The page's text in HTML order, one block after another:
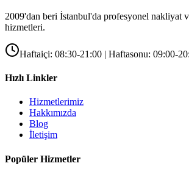
2009'dan beri İstanbul'da profesyonel nakliyat
hizmetleri.
Haftaiçi: 08:30-21:00 | Haftasonu: 09:00-
Hızlı Linkler
Hizmetlerimiz
Hakkımızda
Blog
İletişim
Popüler Hizmetler